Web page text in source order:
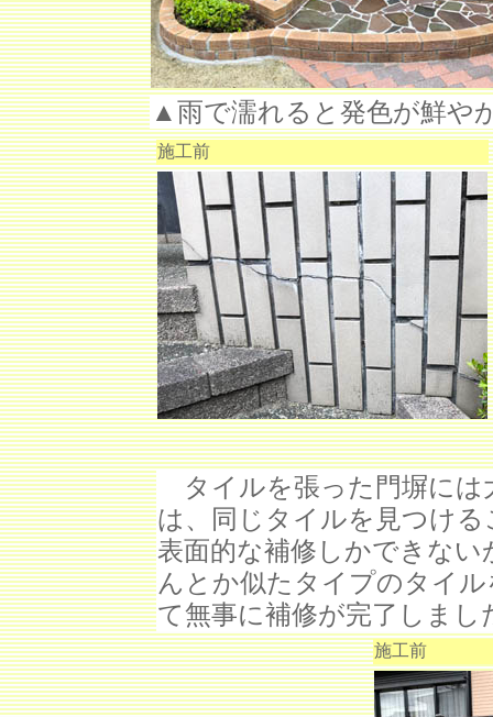
▲雨で濡れると発色が鮮や
施工前
タイルを張った門塀には
は、同じタイルを見つけ
表面的な補修しかできな
んとか似たタイプのタイ
て無事に補修が完了しまし
施工前